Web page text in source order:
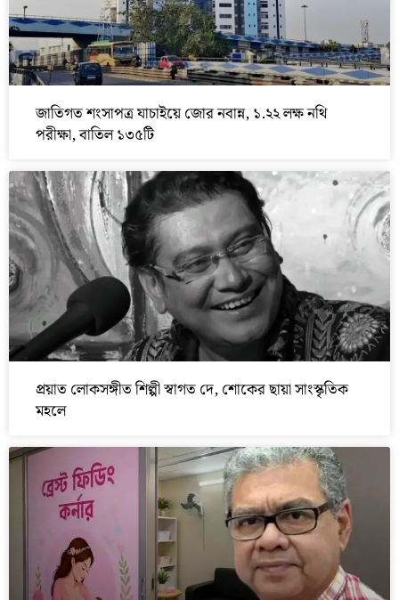
জাতিগত শংসাপত্র যাচাইয়ে জোর নবান্ন, ১.২২ লক্ষ নথি
পরীক্ষা, বাতিল ১৩৫টি
প্রয়াত লোকসঙ্গীত শিল্পী স্বাগত দে, শোকের ছায়া সাংস্কৃতিক
মহলে